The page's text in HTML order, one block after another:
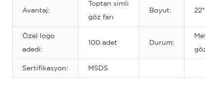
Avantaj:
Toptan simli
göz farı
Boyut:
Özel logo
adedi:
100 adet Durum:
göz
Sertifikasyon: MSDS